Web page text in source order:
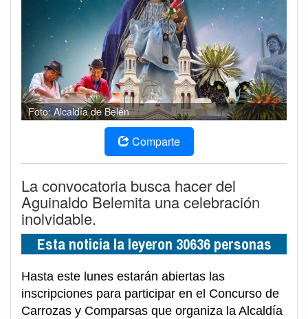
Foto: Alcaldía de Belén
Comparte
La convocatoria busca hacer del
Aguinaldo Belemita una celebración
inolvidable.
Esta noticia la leyeron 30636 personas
Hasta este lunes estarán abiertas las
inscripciones para participar en el Concurso de
Carrozas y Comparsas que organiza la Alcaldía